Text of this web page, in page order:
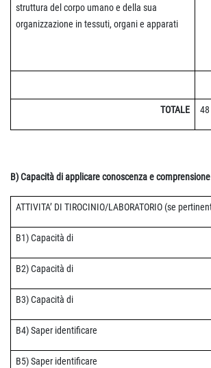
struttura del corpo umano e della sua
organizzazione in tessuti, organi e apparati
TOTALE 48
B) Capacità di applicare conoscenza e comprensione
ATTIVITA’ DI TIROCINIO/LABORATORIO (se
B1) Capacità di
B2) Capacità di
B3) Capacità di
B4) Saper identificare
B5) Saper identificare